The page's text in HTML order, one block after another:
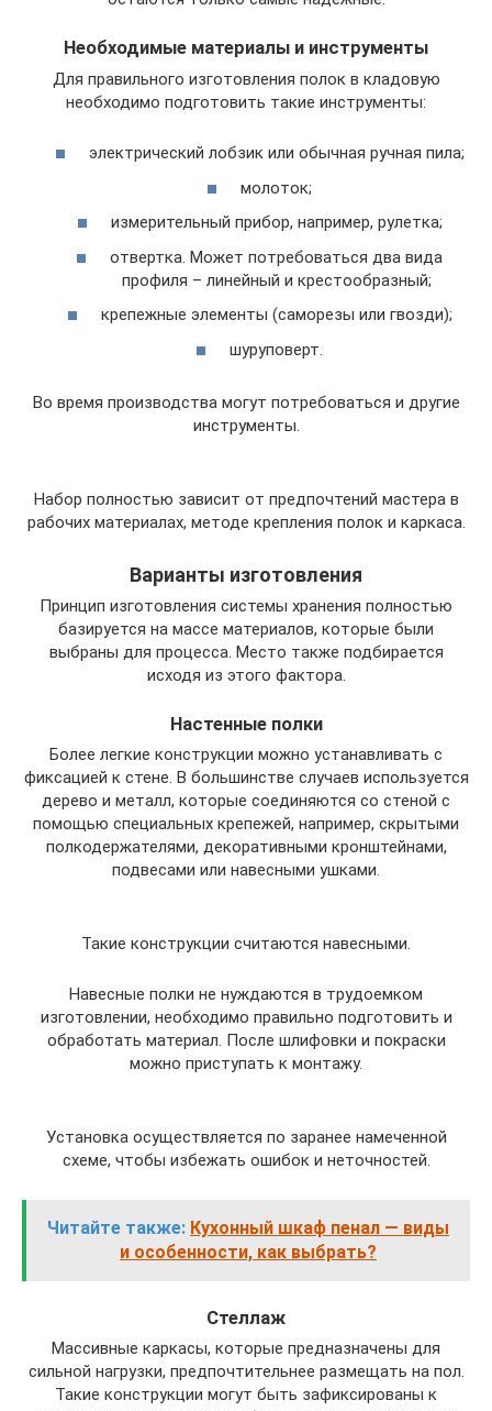
Необходимые материалы и инструменты
Для правильного изготовления полок в кладовую
необходимо подготовить такие инструменты:
электрический лобзик или обычная ручная пила;
молоток;
измерительный прибор, например, рулетка;
отвертка. Может потребоваться два вида
профиля – линейный и крестообразный;
крепежные элементы (саморезы или гвозди);
шуруповерт.
Во время производства могут потребоваться и другие
инструменты.
Набор полностью зависит от предпочтений мастера в
рабочих материалах, методе крепления полок и каркаса.
Варианты изготовления
Принцип изготовления системы хранения полностью
базируется на массе материалов, которые были
выбраны для процесса. Место также подбирается
исходя из этого фактора.
Настенные полки
Более легкие конструкции можно устанавливать с
фиксацией к стене. В большинстве случаев используется
дерево и металл, которые соединяются со стеной с
помощью специальных крепежей, например, скрытыми
полкодержателями, декоративными кронштейнами,
подвесами или навесными ушками.
Такие конструкции считаются навесными.
Навесные полки не нуждаются в трудоемком
изготовлении, необходимо правильно подготовить и
обработать материал. После шлифовки и покраски
можно приступать к монтажу.
Установка осуществляется по заранее намеченной
схеме, чтобы избежать ошибок и неточностей.
Читайте также: Кухонный шкаф пенал — виды
и особенности, как выбрать?
Стеллаж
Массивные каркасы, которые предназначены для
сильной нагрузки, предпочтительнее размещать на пол.
Такие конструкции могут быть зафиксированы к